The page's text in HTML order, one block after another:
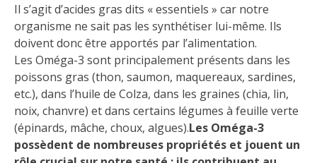
Il s’agit d’acides gras dits « essentiels » car notre
organisme ne sait pas les synthétiser lui-même. Ils
doivent donc être apportés par l’alimentation.
Les Oméga-3 sont principalement présents dans les
poissons gras (thon, saumon, maquereaux, sardines,
etc.), dans l’huile de Colza, dans les graines (chia, lin,
noix, chanvre) et dans certains légumes à feuille verte
(épinards, mâche, choux, algues).Les Oméga-3
possèdent de nombreuses propriétés et jouent un